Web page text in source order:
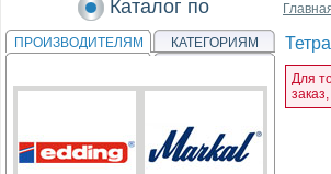
Каталог по
ПРОИЗВОДИТЕЛЯМ КАТЕГОРИЯМ
Для
заказ,